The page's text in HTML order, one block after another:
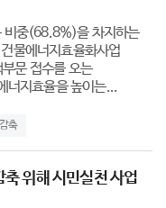
비중(68.8%)을 차지하는
물에너지효율화사업
문 접수를 오는
너지효율을 높이는...
축
위해 시민실천 사업